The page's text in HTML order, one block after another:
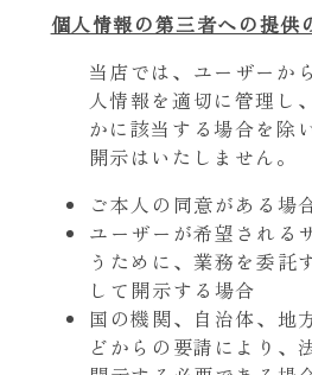
個人情報の第三者への提供
当店では、ユーザーか
人情報を適切に管理し
かに該当する場合を除
開示はいたしません。
ご本人の同意がある場
ユーザーが希望される
うために、業務を委託
して開示する場合
国の機関、自治体、地
どからの要請により、